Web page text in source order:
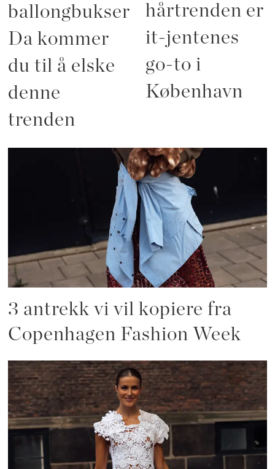
ballongbukser?
Da kommer
du til å elske
denne
trenden
hårtrenden er
it-jentenes
go-to i
København
3 antrekk vi vil kopiere fra
Copenhagen Fashion Week